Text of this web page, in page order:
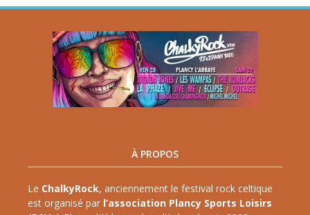
À PROPOS
Le ChalkyRock, anciennement le festival rock celtique
est organisé par l’association Plancy Sports Loisirs